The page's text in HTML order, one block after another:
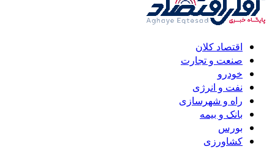
اقتصاد کلان
صنعت و تجارت
خودرو
نفت و انرژی
راه و شهرسازی
بانک و بیمه
بورس
کشاورزی